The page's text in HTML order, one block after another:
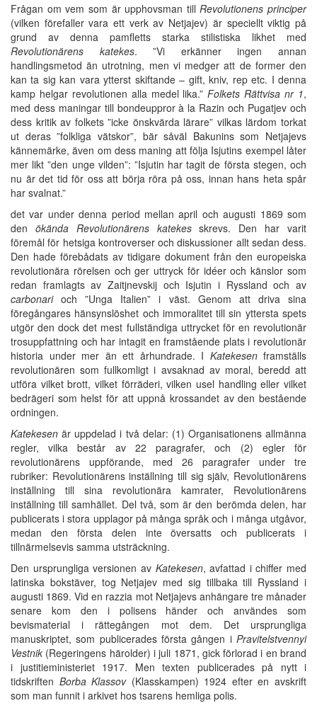
Frågan om vem som är upphovsman till Revolutionens principer
(vilken förefaller vara ett verk av Netjajev) är speciellt viktig på
grund av denna pamfletts starka stilistiska likhet med
Revolutionärens katekes. ”Vi erkänner ingen annan
handlingsmetod än utrotning, men vi medger att de former den
kan ta sig kan vara ytterst skiftande – gift, kniv, rep etc. I denna
kamp helgar revolutionen alla medel lika.”Folkets Rättvisa nr 1,
med dess maningar till bondeuppror à la Razin och Pugatjev och
dess kritik av folkets ”icke önskvärda lärare” vilkas lärdom torkat
ut deras ”folkliga vätskor”, bär såväl Bakunins som Netjajevs
kännemärke, även om dess maning att följa Isjutins exempel låter
mer likt ”den unge vilden”: ”Isjutin har tagit de första stegen, och
nu är det tid för oss att börja röra på oss, innan hans heta spår
har svalnat.”
det var under denna period mellan april och augusti 1869 som
den ökända Revolutionärens katekesskrevs. Den har varit
föremål för hetsiga kontroverser och diskussioner allt sedan dess.
Den hade förebådats av tidigare dokument från den europeiska
revolutionära rörelsen och ger uttryck för idéer och känslor som
redan framlagts av Zaitjnevskij och Isjutin i Ryssland och av
carbonarioch ”Unga Italien” i väst. Genom att driva sina
föregångares hänsynslöshet och immoralitet till sin yttersta spets
utgör den dock det mest fullständiga uttrycket för en revolutionär
trosuppfattning och har intagit en framstående plats i revolutionär
historia under mer än ett århundrade. I Katekesenframställs
revolutionären som fullkomligt i avsaknad av moral, beredd att
utföra vilket brott, vilket förräderi, vilken usel handling eller vilket
bedrägeri som helst för att uppnå krossandet av den bestående
ordningen.
Katekesen är uppdelad i två delar: (1) Organisationens allmänna
regler, vilka består av 22 paragrafer, och (2) egler för
revolutionärens uppförande, med 26 paragrafer under tre
rubriker: Revolutionärens inställning till sig själv, Revolutionärens
inställning till sina revolutionära kamrater, Revolutionärens
inställning till samhället. Del två, som är den berömda delen, har
publicerats i stora upplagor på många språk och i många utgåvor,
medan den första delen inte översatts och publicerats i
tillnärmelsevis samma utsträckning.
Den ursprungliga versionen av Katekesen, avfattad i chiffer med
latinska bokstäver, tog Netjajev med sig tillbaka till Ryssland i
augusti 1869. Vid en razzia mot Netjajevs anhängare tre månader
senare kom den i polisens händer och användes som
bevismaterial i rättegången mot dem. Det ursprungliga
manuskriptet, som publicerades första gången i Pravitelstvennyi
Vestnik (Regeringens härolder) i juli 1871, gick förlorad i en brand
i justitieministeriet 1917. Men texten publicerades på nytt i
tidskriften Borba Klassov(Klasskampen) 1924 efter en avskrift
som man funnit i arkivet hos tsarens hemliga polis.